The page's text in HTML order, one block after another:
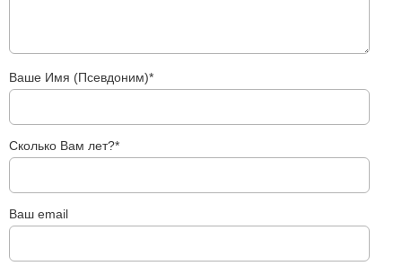
Ваше Имя (Псевдоним)*
Сколько Вам лет?*
Ваш email